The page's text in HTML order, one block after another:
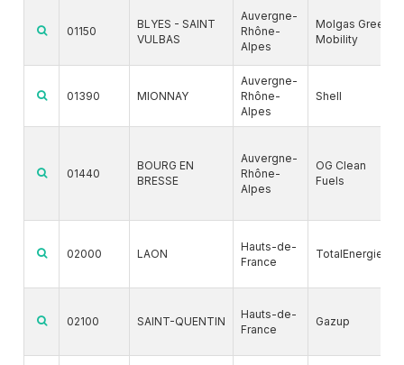
01150
BLYES - SAINT
VULBAS
Auvergne-
Rhône-
Alpes
Molgas Green
Mobility
01390 MIONNAY
Auvergne-
Rhône-
Alpes
Shell
01440
BOURG EN
BRESSE
Auvergne-
Rhône-
Alpes
OG Clean
Fuels
02000 LAON
Hauts-de-
France
TotalEnergies
02100 SAINT-QUENTIN
Hauts-de-
France
Gazup